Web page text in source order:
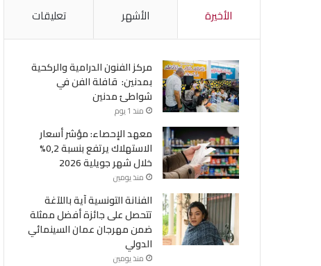
الأخيرة الأشهر تعليقات
مركز الفنون الدرامية والركحية
بمدنين: قافلة الفن في
شواطئ مدنين
منذ 1 يوم
معهد الإحصاء: مؤشر أسعار
الاستهلاك يرتفع بنسبة 0,2%
خلال شهر جويلية 2026
منذ يومين
الفنانة التونسية آية باللآغة
تتحصل على جائزة أفضل ممثلة
ضمن مهرجان عمان السينمائي
الدولي
منذ يومين